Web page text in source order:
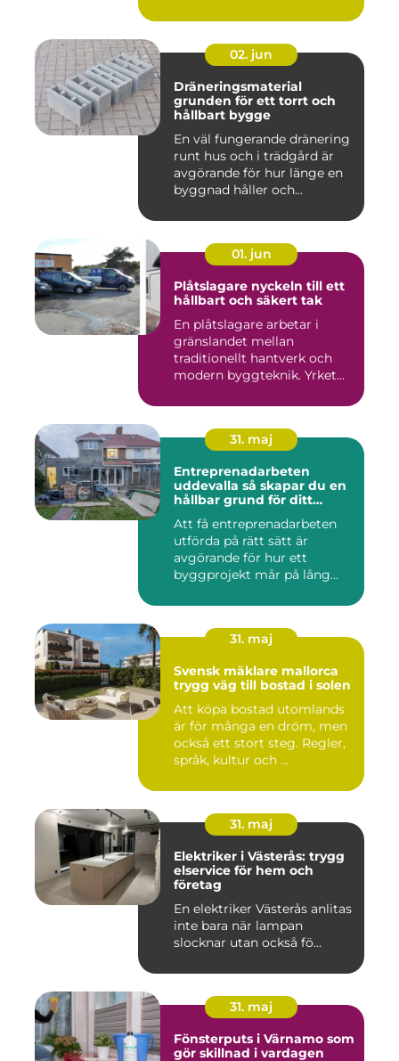
02. jun
Dräneringsmaterial
grunden för ett torrt och
hållbart bygge
En väl fungerande dränering
runt hus och i trädgård är
avgörande för hur länge en
byggnad håller och...
01. jun
Plåtslagare nyckeln till ett
hållbart och säkert tak
En plåtslagare arbetar i
gränslandet mellan
traditionellt hantverk och
modern byggteknik. Yrket
31. maj
Entreprenadarbeten
uddevalla så skapar du en
hållbar grund för ditt
Att få entreprenadarbeten
utförda på rätt sätt är
avgörande för hur ett
byggprojekt mår på lång
31. maj
Svensk mäklare mallorca
trygg väg till bostad i solen
Att köpa bostad utomlands
är för många en dröm, men
också ett stort steg. Regler,
språk, kultur och ...
31. maj
Elektriker i Västerås: trygg
elservice för hem och
företag
En elektriker Västerås anlitas
inte bara när lampan
slocknar utan också fö...
31. maj
Fönsterputs i Värnamo som
gör skillnad i vardagen